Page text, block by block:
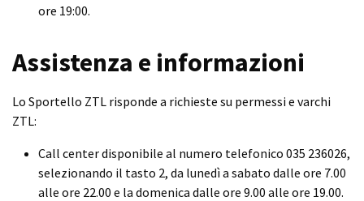
ore 19:00.
Assistenza e informazioni
Lo Sportello ZTL risponde a richieste su permessi e varchi
ZTL:
Call center disponibile al numero telefonico 035 236026,
selezionando il tasto 2, da lunedì a sabato dalle ore 7.00
alle ore 22.00 e la domenica dalle ore 9.00 alle ore 19.00.